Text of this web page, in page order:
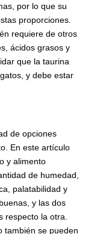
por lo que su
proporciones.
requiere de otros
ácidos grasos y
que la taurina
y debe estar
de opciones
En este artículo
y alimento
de humedad,
palatabilidad y
y las dos
respecto la otra.
también se pueden